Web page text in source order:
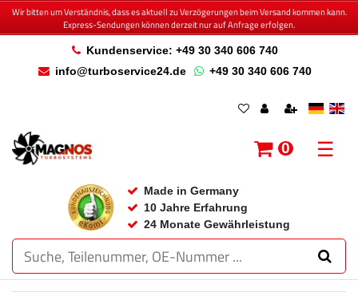
Wir bitten um Verständnis, dass es aktuell zu Verzögerungen beim Versand kommen kann.
Express-Sendungen können derzeit nur auf Anfrage erfolgen.
Kundenservice: +49 30 340 606 740
info@turboservice24.de
+49 30 340 606 740
Made in Germany
10 Jahre Erfahrung
24 Monate Gewährleistung
0 ☰